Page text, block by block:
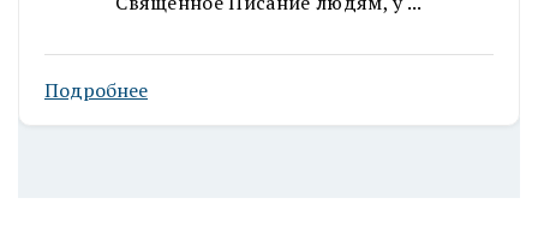
Подробнее